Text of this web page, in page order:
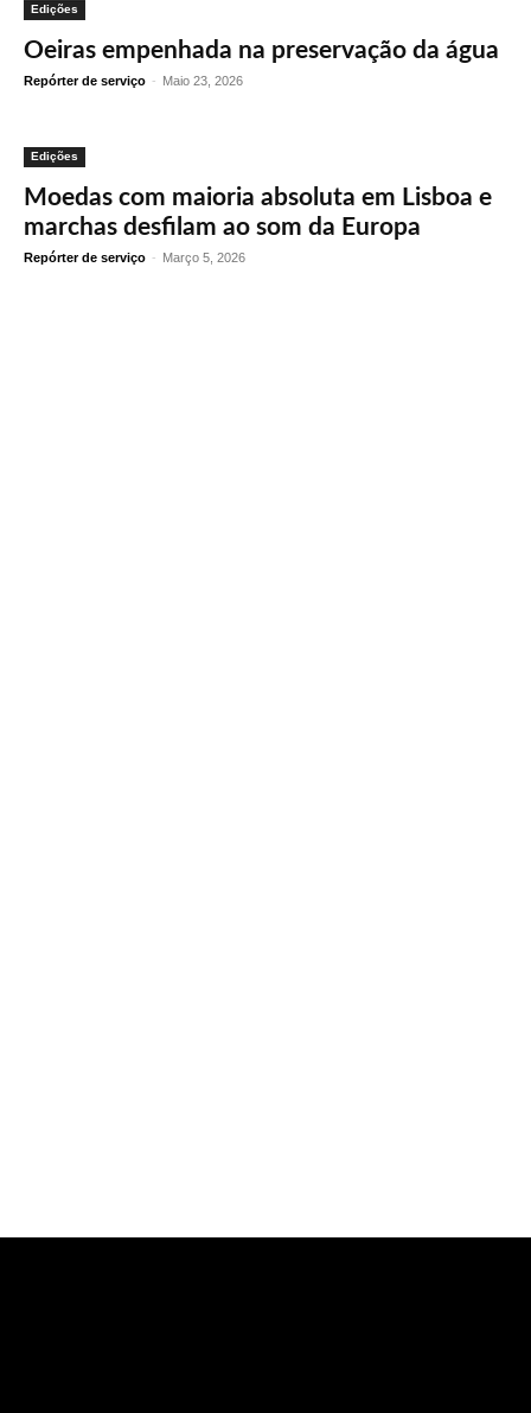
Edições
Oeiras empenhada na preservação da água
Repórter de serviço - Maio 23, 2026
Edições
Moedas com maioria absoluta em Lisboa e
marchas desfilam ao som da Europa
Repórter de serviço - Março 5, 2026